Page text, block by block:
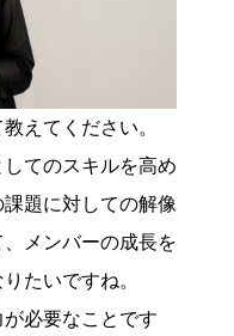
えてください。
てのスキルを高め
題に対しての解像
メンバーの成長を
たいですね。
必要なことです